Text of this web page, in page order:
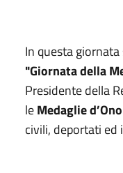
In questa
"Giornata della
Presidente della
leMedaglie
civili, deportati ed